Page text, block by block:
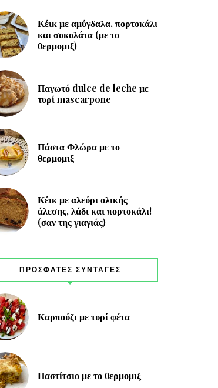
Κέικ με αμύγδαλα, πορτοκάλι
και σοκολάτα (με το
θερμομιξ)
Παγωτό dulce de leche με
τυρί mascarpone
Πάστα Φλώρα με το
θερμομιξ
Κέικ με αλεύρι ολικής
άλεσης, λάδι και πορτοκάλι!
(σαν της γιαγιάς)
ΠΡΟΣΦΑΤΕΣ ΣΥΝΤΑΓΕΣ
Καρπούζι με τυρί φέτα
Παστίτσιο με το θερμομιξ